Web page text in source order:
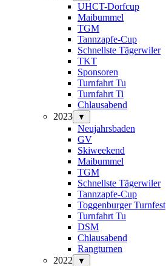
UHCT-Dorfcup
Maibummel
TGM
Tannzapfe-Cup
Schnellste Tägerwiler
TKT
Sponsoren
Turnfahrt Tu
Turnfahrt Ti
Chlausabend
2023
▼
Neujahrsbaden
GV
Skiweekend
Maibummel
TGM
Schnellste Tägerwiler
Tannzapfe-Cup
Toggenburger Turnfest
Turnfahrt Tu
DSM
Chlausabend
Rangturnen
2022
▼